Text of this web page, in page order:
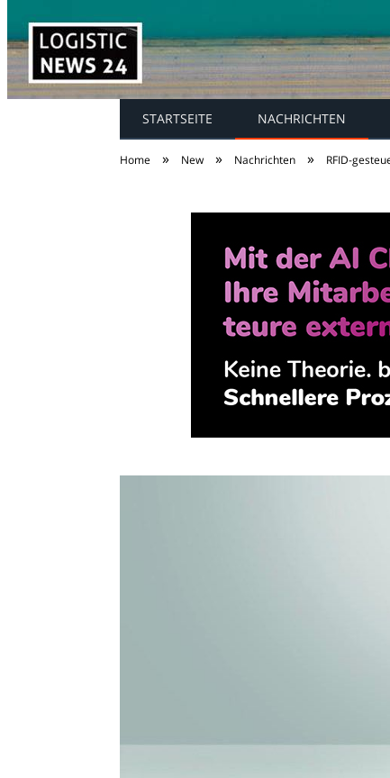
STARTSEITE NACHRICHTEN
Home » New » Nachrichten » RFID-